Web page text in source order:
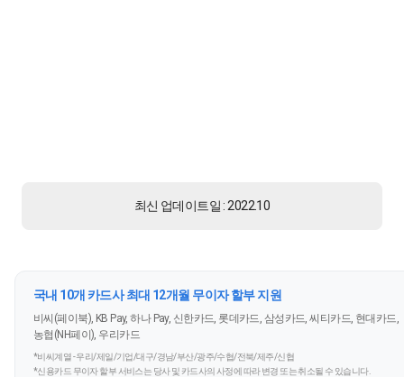
최신 업데이트일 : 2022.10
국내 10개 카드사 최대 12개월 무이자 할부 지원
비씨(페이북), KB Pay, 하나 Pay, 신한카드, 롯데카드, 삼성카드, 씨티카드, 현대카드,
농협(NH페이), 우리카드
*비씨계열 - 우리/제일/기업/대구/경남/부산/광주/수협/전북/제주/신협
*신용카드 무이자 할부 서비스는 당사 및 카드사의 사정에 따라 변경 또는 취소될 수 있습니다.